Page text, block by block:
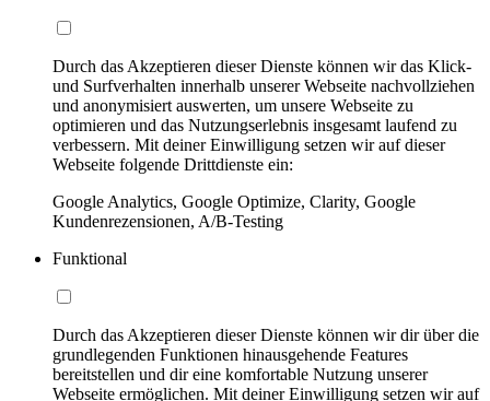
Durch das Akzeptieren dieser Dienste können wir das Klick-
und Surfverhalten innerhalb unserer Webseite nachvollziehen
und anonymisiert auswerten, um unsere Webseite zu
optimieren und das Nutzungserlebnis insgesamt laufend zu
verbessern. Mit deiner Einwilligung setzen wir auf dieser
Webseite folgende Drittdienste ein:
Google Analytics, Google Optimize, Clarity, Google
Kundenrezensionen, A/B-Testing
Funktional
Durch das Akzeptieren dieser Dienste können wir dir über die
grundlegenden Funktionen hinausgehende Features
bereitstellen und dir eine komfortable Nutzung unserer
Webseite ermöglichen. Mit deiner Einwilligung setzen wir auf